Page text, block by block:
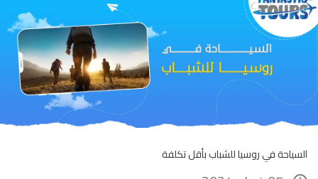
السياحة في روسيا للشباب بأقل تكلفة